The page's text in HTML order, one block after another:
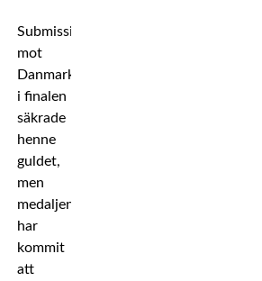
Submissionvinsten
mot
Danmark
i finalen
säkrade
henne
guldet,
men
medaljen
har
kommit
att